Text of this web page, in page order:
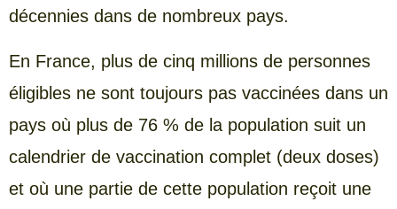
décennies dans de nombreux pays.
En France, plus de cinq millions de personnes
éligibles ne sont toujours pas vaccinées dans un
pays où plus de 76 % de la population suit un
calendrier de vaccination complet (deux doses)
et où une partie de cette population reçoit une